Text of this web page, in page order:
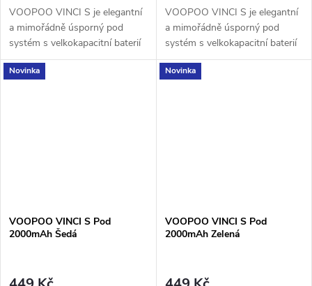
VOOPOO VINCI S je elegantní
a mimořádně úsporný pod
systém s velkokapacitní baterií
2000 mAh, moderním
designem Luminous Palette a
VOOPOO VINCI S je elegantní
a mimořádně úsporný pod
systém s velkokapacitní baterií
2000 mAh, moderním
designem Luminous Palette a
Novinka
VOOPOO VINCI S Pod
2000mAh Šedá
Novinka
VOOPOO VINCI S Pod
2000mAh Zelená